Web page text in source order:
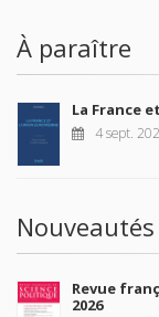
À paraître
La France
4 sept.
Nouveautés
Revue
2026